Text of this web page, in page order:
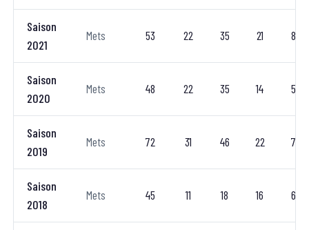
Saison
2021
Mets 53 22 35 21 8
Saison
2020
Mets 48 22 35 14 5
Saison
2019
Mets 72 31 46 22 7
Saison
2018
Mets 45 11 18 16 6